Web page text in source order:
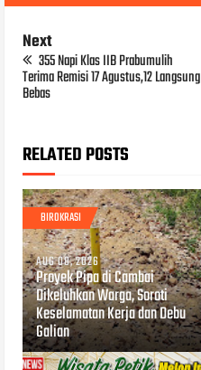
Next
355 Napi Klas IIB Prabumulih
Terima Remisi 17 Agustus,12 Langsung
Bebas
RELATED POSTS
BIROKRASI
AUG 08, 2026
Proyek Pipa di Cambai
Dikeluhkan Warga, Soroti
Keselamatan Kerja dan Debu
Galian